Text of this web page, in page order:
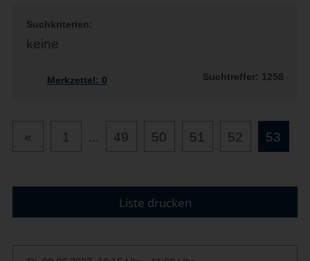
Suchkriterien:
keine
Merkzettel: 0 Suchtreffer: 1258
« 1 ... 49 50 51 52 53
Liste drucken